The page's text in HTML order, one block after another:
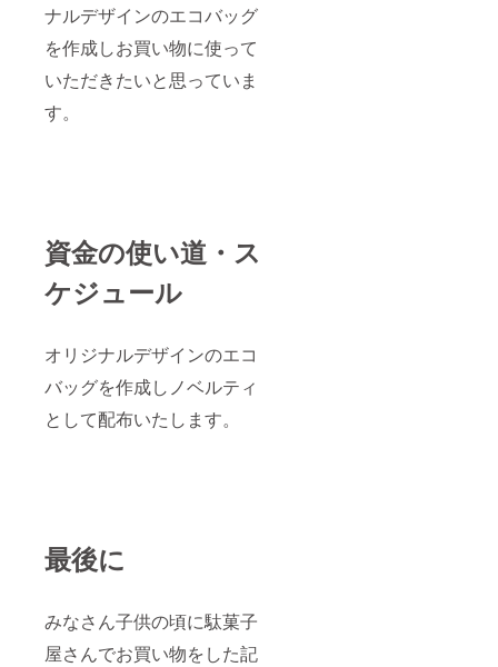
ナルデザインのエコバッグ
を作成しお買い物に使って
いただきたいと思っていま
す。
資金の使い道・ス
ケジュール
オリジナルデザインのエコ
バッグを作成しノベルティ
として配布いたします。
最後に
みなさん子供の頃に駄菓子
屋さんでお買い物をした記